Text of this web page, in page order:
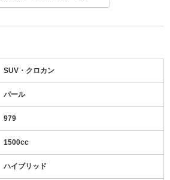
SUV・クロカン
パール
979
1500cc
ハイブリッド